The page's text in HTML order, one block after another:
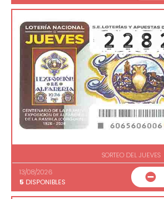
SORTEO DEL JUEVES
13/08/2026
5 DISPONIBLES